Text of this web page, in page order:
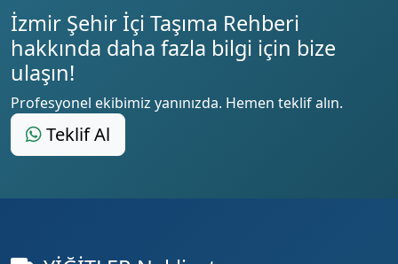
İzmir Şehir İçi Taşıma Rehberi
hakkında daha fazla bilgi için bize
ulaşın!
Profesyonel ekibimiz yanınızda. Hemen teklif alın.
Teklif Al